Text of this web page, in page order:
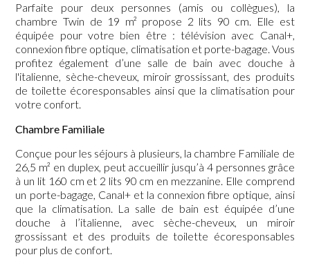
Parfaite pour deux personnes (amis ou collègues), la
chambre Twin de 19 m² propose 2 lits 90 cm. Elle est
équipée pour votre bien être : télévision avec Canal+,
connexion fibre optique, climatisation et porte-bagage. Vous
profitez également d’une salle de bain avec douche à
l'italienne, sèche-cheveux, miroir grossissant, des produits
de toilette écoresponsables ainsi que la climatisation pour
votre confort.
Chambre Familiale
Conçue pour les séjours à plusieurs, la chambre Familiale de
26,5 m² en duplex, peut accueillir jusqu’à 4 personnes grâce
à un lit 160 cm et 2 lits 90 cm en mezzanine. Elle comprend
un porte-bagage, Canal+ et la connexion fibre optique, ainsi
que la climatisation. La salle de bain est équipée d’une
douche à l’italienne, avec sèche-cheveux, un miroir
grossissant et des produits de toilette écoresponsables
pour plus de confort.